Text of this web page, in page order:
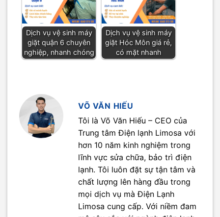
Dịch vụ vệ sinh máy
giặt quận 6 chuyên
nghiệp, nhanh chóng
Dịch vụ vệ sinh máy
giặt Hóc Môn giá rẻ,
có mặt nhanh
VÕ VĂN HIẾU
Tôi là Võ Văn Hiếu – CEO của
Trung tâm Điện lạnh Limosa với
hơn 10 năm kinh nghiệm trong
lĩnh vực sửa chữa, bảo trì điện
lạnh. Tôi luôn đặt sự tận tâm và
chất lượng lên hàng đầu trong
mọi dịch vụ mà Điện Lạnh
Limosa cung cấp. Với niềm đam